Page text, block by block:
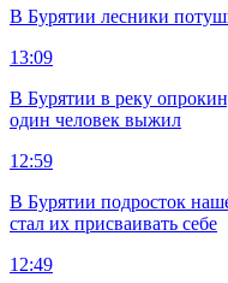
В Бурятии лесники
13:09
В Бурятии в реку
один человек выжил
12:59
В Бурятии подросток
стал их присваивать себе
12:49